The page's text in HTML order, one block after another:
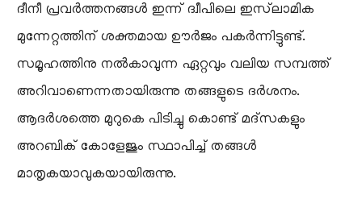
ദീനീ പ്രവർത്തനങ്ങൾ ഇന്ന് ദ്വീപിലെ ഇസ്‌ലാമിക
മുന്നേറ്റത്തിന് ശക്തമായ ഊർജം പകർന്നിട്ടുണ്ട്.
സമൂഹത്തിനു നൽകാവുന്ന ഏറ്റവും വലിയ സമ്പത്ത്
അറിവാണെന്നതായിരുന്നു തങ്ങളുടെ ദർശനം.
ആദർശത്തെ മുറുകെ പിടിച്ചു കൊണ്ട് മദ്സകളും
അറബിക് കോളേജും സ്ഥാപിച്ച് തങ്ങൾ
മാതൃകയാവുകയായിരുന്നു.